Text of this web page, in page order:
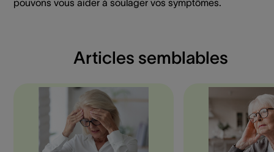
pouvons vous aider à soulager vos symptômes.
Articles semblables